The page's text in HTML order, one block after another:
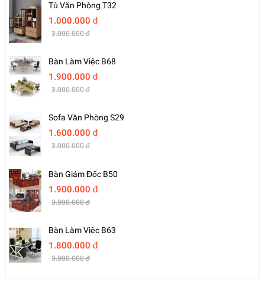
Tủ Văn Phòng T32
1.000.000 đ
3.000.000 đ
Bàn Làm Việc B68
1.900.000 đ
3.000.000 đ
Sofa Văn Phòng S29
1.600.000 đ
3.000.000 đ
Bàn Giám Đốc B50
1.900.000 đ
3.000.000 đ
Bàn Làm Việc B63
1.800.000 đ
3.000.000 đ